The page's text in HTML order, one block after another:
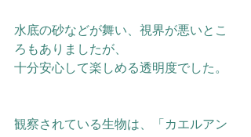
水底の砂などが舞い、視界が悪いとこ
ろもありましたが、
十分安心して楽しめる透明度でした。
観察されている生物は、「カエルアン